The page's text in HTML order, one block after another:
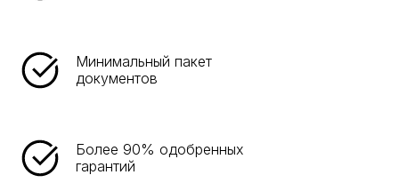
Минимальный пакет
документов
Более 90% одобренных
гарантий